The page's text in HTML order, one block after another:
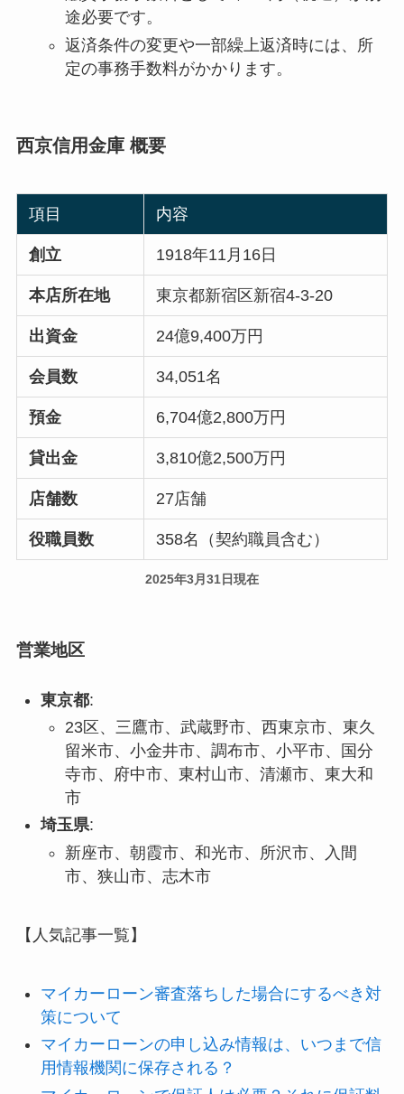
途必要です。
返済条件の変更や一部繰上返済時には、所
定の事務手数料がかかります。
西京信用金庫 概要
項目 内容
創立 1918年11月16日
本店所在地 東京都新宿区新宿4-3-20
出資金 24億9,400万円
会員数 34,051名
預金 6,704億2,800万円
貸出金 3,810億2,500万円
店舗数 27店舗
役職員数 358名（契約職員含む）
2025年3月31日現在
営業地区
東京都:
23区、三鷹市、武蔵野市、西東京市、東久
留米市、小金井市、調布市、小平市、国分
寺市、府中市、東村山市、清瀬市、東大和
市
埼玉県:
新座市、朝霞市、和光市、所沢市、入間
市、狭山市、志木市
【人気記事一覧】
マイカーローン審査落ちした場合にするべき対
策について
マイカーローンの申し込み情報は、いつまで信
用情報機関に保存される？